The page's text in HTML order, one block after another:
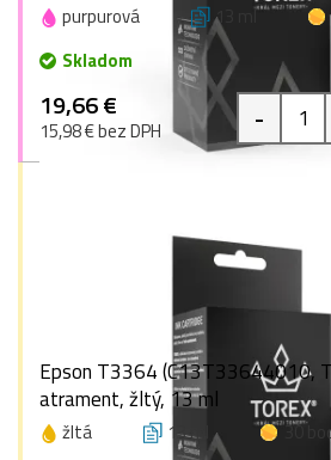
purpurová 13 ml
Skladom
19,66 €
15,98 € bez DPH -
Epson T3364 (C13T33644010,
atrament, žltý, 13 ml
žltá 13 ml
30